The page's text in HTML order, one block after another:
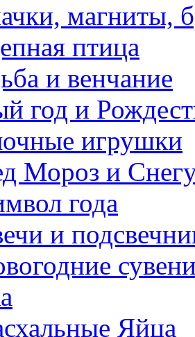
магниты,
птица
и венчание
год и
игрушки
Мороз и
года
и
Яйца